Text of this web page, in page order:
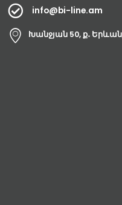
info@bi-line.am
Խանջյան 50, ք․